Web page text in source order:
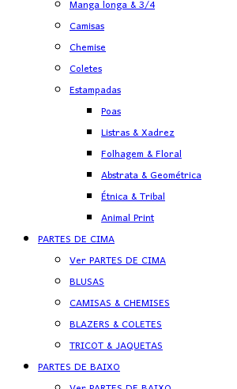
Manga longa & 3/4
Camisas
Chemise
Coletes
Estampadas
Poas
Listras & Xadrez
Folhagem & Floral
Abstrata & Geométrica
Étnica & Tribal
Animal Print
PARTES DE CIMA
Ver PARTES DE CIMA
BLUSAS
CAMISAS & CHEMISES
BLAZERS & COLETES
TRICOT & JAQUETAS
PARTES DE BAIXO